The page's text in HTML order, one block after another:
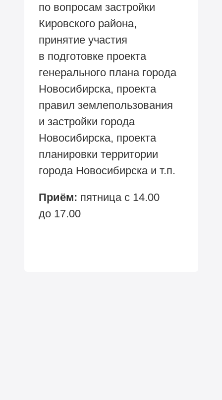
по вопросам застройки
Кировского района,
принятие участия
в подготовке проекта
генерального плана города
Новосибирска, проекта
правил землепользования
и застройки города
Новосибирска, проекта
планировки территории
города Новосибирска и т.п.
Приём: пятница с 14.00
до 17.00